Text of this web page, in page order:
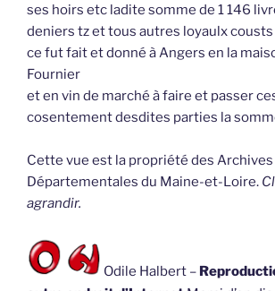
ses hoirs etc ladite somme de 1 146
deniers tz et tous autres loyaulx
ce fut fait et donné à Angers en la
Fournier
et en vin de marché à faire et passer
cosentement desdites parties la
Cette vue est la propriété des Archives
Départementales du Maine-et-Loire.
agrandir.
Odile Halbert –